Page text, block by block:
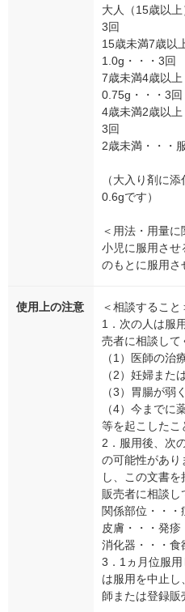
大人（15歳以
3回
15歳未満7歳以
1.0g・・・3回
7歳未満4歳以
0.75g・・・3回
4歳未満2歳以
3回
2歳未満・・・
（大入り剤に
0.6gです）
＜用法・用量に
小児に服用させ
のもとに服用さ
使用上の注意
＜相談すること
1．次の人は服
売者に相談して
（1）医師の治
（2）妊婦また
（3）胃腸が弱
（4）今までに
等を起こしたこ
2．服用後、次
の可能性があり
し、この文書
販売者に相談し
関係部位・・・
皮膚・・・発疹
消化器・・・食
3．1ヵ月位服
は服用を中止し
師または登録